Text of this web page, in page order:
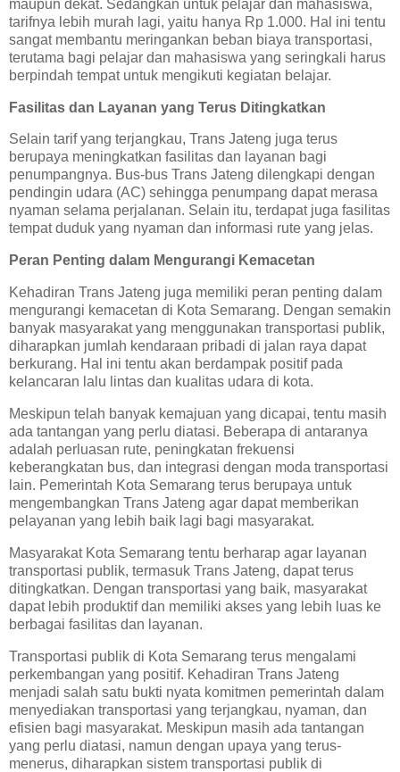
maupun dekat. Sedangkan untuk pelajar dan mahasiswa,
tarifnya lebih murah lagi, yaitu hanya Rp 1.000. Hal ini tentu
sangat membantu meringankan beban biaya transportasi,
terutama bagi pelajar dan mahasiswa yang seringkali harus
berpindah tempat untuk mengikuti kegiatan belajar.
Fasilitas dan Layanan yang Terus Ditingkatkan
Selain tarif yang terjangkau, Trans Jateng juga terus
berupaya meningkatkan fasilitas dan layanan bagi
penumpangnya. Bus-bus Trans Jateng dilengkapi dengan
pendingin udara (AC) sehingga penumpang dapat merasa
nyaman selama perjalanan. Selain itu, terdapat juga fasilitas
tempat duduk yang nyaman dan informasi rute yang jelas.
Peran Penting dalam Mengurangi Kemacetan
Kehadiran Trans Jateng juga memiliki peran penting dalam
mengurangi kemacetan di Kota Semarang. Dengan semakin
banyak masyarakat yang menggunakan transportasi publik,
diharapkan jumlah kendaraan pribadi di jalan raya dapat
berkurang. Hal ini tentu akan berdampak positif pada
kelancaran lalu lintas dan kualitas udara di kota.
Meskipun telah banyak kemajuan yang dicapai, tentu masih
ada tantangan yang perlu diatasi. Beberapa di antaranya
adalah perluasan rute, peningkatan frekuensi
keberangkatan bus, dan integrasi dengan moda transportasi
lain. Pemerintah Kota Semarang terus berupaya untuk
mengembangkan Trans Jateng agar dapat memberikan
pelayanan yang lebih baik lagi bagi masyarakat.
Masyarakat Kota Semarang tentu berharap agar layanan
transportasi publik, termasuk Trans Jateng, dapat terus
ditingkatkan. Dengan transportasi yang baik, masyarakat
dapat lebih produktif dan memiliki akses yang lebih luas ke
berbagai fasilitas dan layanan.
Transportasi publik di Kota Semarang terus mengalami
perkembangan yang positif. Kehadiran Trans Jateng
menjadi salah satu bukti nyata komitmen pemerintah dalam
menyediakan transportasi yang terjangkau, nyaman, dan
efisien bagi masyarakat. Meskipun masih ada tantangan
yang perlu diatasi, namun dengan upaya yang terus-
menerus, diharapkan sistem transportasi publik di